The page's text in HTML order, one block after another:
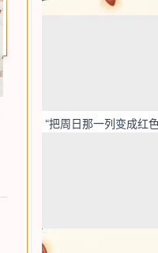
让 AI “把周日那一列变成红